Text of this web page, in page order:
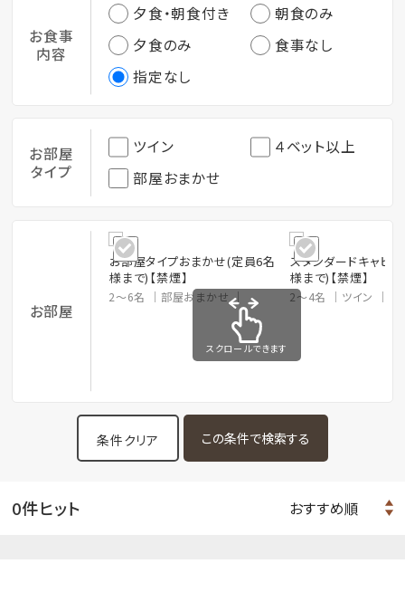
お食事
内容
夕食・朝食付き
朝食のみ
夕食のみ
食事なし
指定なし
お部屋
タイプ
ツイン
４ベット以上
部屋おまかせ
お部屋
お部屋タイプおまかせ(定員6名
様まで)【禁煙】
2～6名 部屋おまかせ
スタンダードキャビ
様まで)【禁煙】
2～4名 ツイン
スクロールできます
条件クリア
0件ヒット